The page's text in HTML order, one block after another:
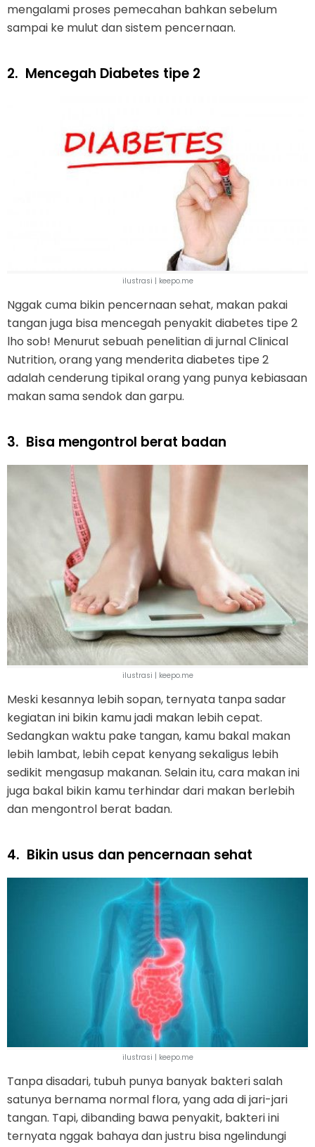
mengalami proses pemecahan bahkan sebelum
sampai ke mulut dan sistem pencernaan.
2. Mencegah Diabetes tipe 2
ilustrasi | keepo.me
Nggak cuma bikin pencernaan sehat, makan pakai
tangan juga bisa mencegah penyakit diabetes tipe 2
lho sob! Menurut sebuah penelitian di jurnal Clinical
Nutrition, orang yang menderita diabetes tipe 2
adalah cenderung tipikal orang yang punya kebiasaan
makan sama sendok dan garpu.
3. Bisa mengontrol berat badan
ilustrasi | keepo.me
Meski kesannya lebih sopan, ternyata tanpa sadar
kegiatan ini bikin kamu jadi makan lebih cepat.
Sedangkan waktu pake tangan, kamu bakal makan
lebih lambat, lebih cepat kenyang sekaligus lebih
sedikit mengasup makanan. Selain itu, cara makan ini
juga bakal bikin kamu terhindar dari makan berlebih
dan mengontrol berat badan.
4. Bikin usus dan pencernaan sehat
ilustrasi | keepo.me
Tanpa disadari, tubuh punya banyak bakteri salah
satunya bernama normal flora, yang ada di jari-jari
tangan. Tapi, dibanding bawa penyakit, bakteri ini
ternyata nggak bahaya dan justru bisa ngelindungi